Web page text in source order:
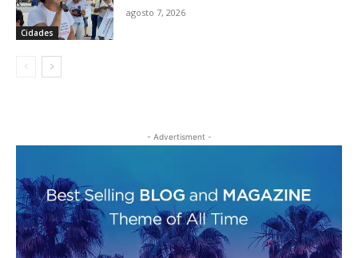
Cidades
agosto 7, 2026
- Advertisment -